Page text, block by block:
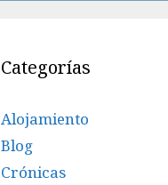
Categorías
Alojamiento
Blog
Crónicas